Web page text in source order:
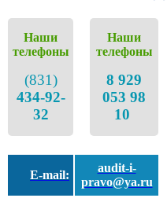
Наши
телефоны
(831)
434-92-
32
Наши
телефоны
8 929
053 98
10
E-mail:
audit-i-
pravo@ya.ru